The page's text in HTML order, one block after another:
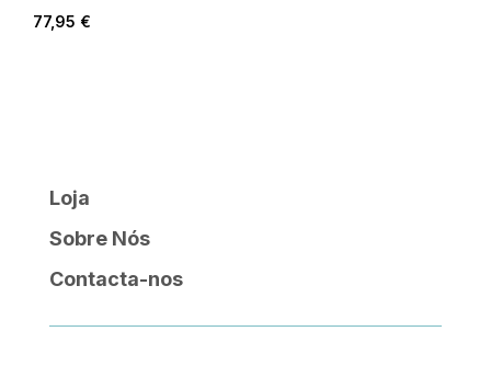
77,95 €
Loja
Sobre Nós
Contacta-nos